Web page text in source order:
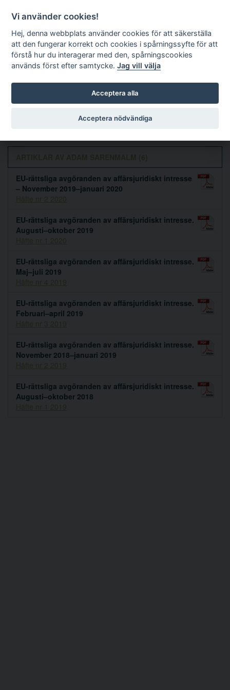
Sök
Adam Sarenmalm
EU-rättsliga avgöranden av affärsjuridiskt intresse
– November 2019–januari 2020
EU-rättsliga avgöranden av affärsjuridiskt intresse.
Augusti–oktober 2019
EU-rättsliga avgöranden av affärsjuridiskt intresse.
Maj–juli 2019
EU-rättsliga avgöranden av affärsjuridiskt intresse.
Februari–april 2019
EU-rättsliga avgöranden av affärsjuridiskt intresse.
November 2018–januari 2019
EU-rättsliga avgöranden av affärsjuridiskt intresse.
Augusti–oktober 2018
Vi använder cookies!
Hej, denna webbplats använder cookies för att säkerställa
att den fungerar korrekt och cookies i spårningssyfte för att
förstå hur du interagerar med den, spårningscookies
används först efter samtycke.Jag vill välja
Acceptera alla
Acceptera nödvändiga